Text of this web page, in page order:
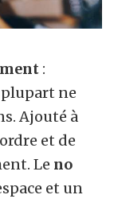
:
ne
Ajouté à
et de
Le no
et un